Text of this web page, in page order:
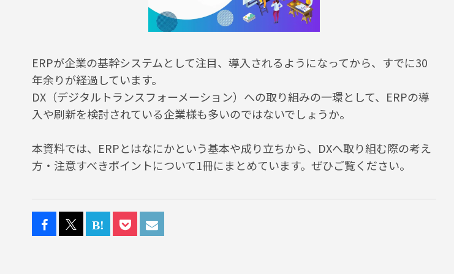
ERPが企業の基幹システムとして注目、導入されるようになってから、すでに30
年余りが経過しています。
DX（デジタルトランスフォーメーション）への取り組みの一環として、ERPの導
入や刷新を検討されている企業様も多いのではないでしょうか。
本資料では、ERPとはなにかという基本や成り立ちから、DXへ取り組む際の考え
方・注意すべきポイントについて1冊にまとめています。ぜひご覧ください。